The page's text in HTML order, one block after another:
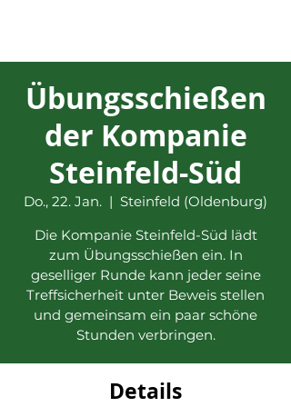
Übungsschießen
der Kompanie
Steinfeld-Süd
Do., 22. Jan.
  |
Steinfeld (Oldenburg)
Die Kompanie Steinfeld-Süd lädt
zum Übungsschießen ein. In
geselliger Runde kann jeder seine
Treffsicherheit unter Beweis stellen
und gemeinsam ein paar schöne
Stunden verbringen.
Details